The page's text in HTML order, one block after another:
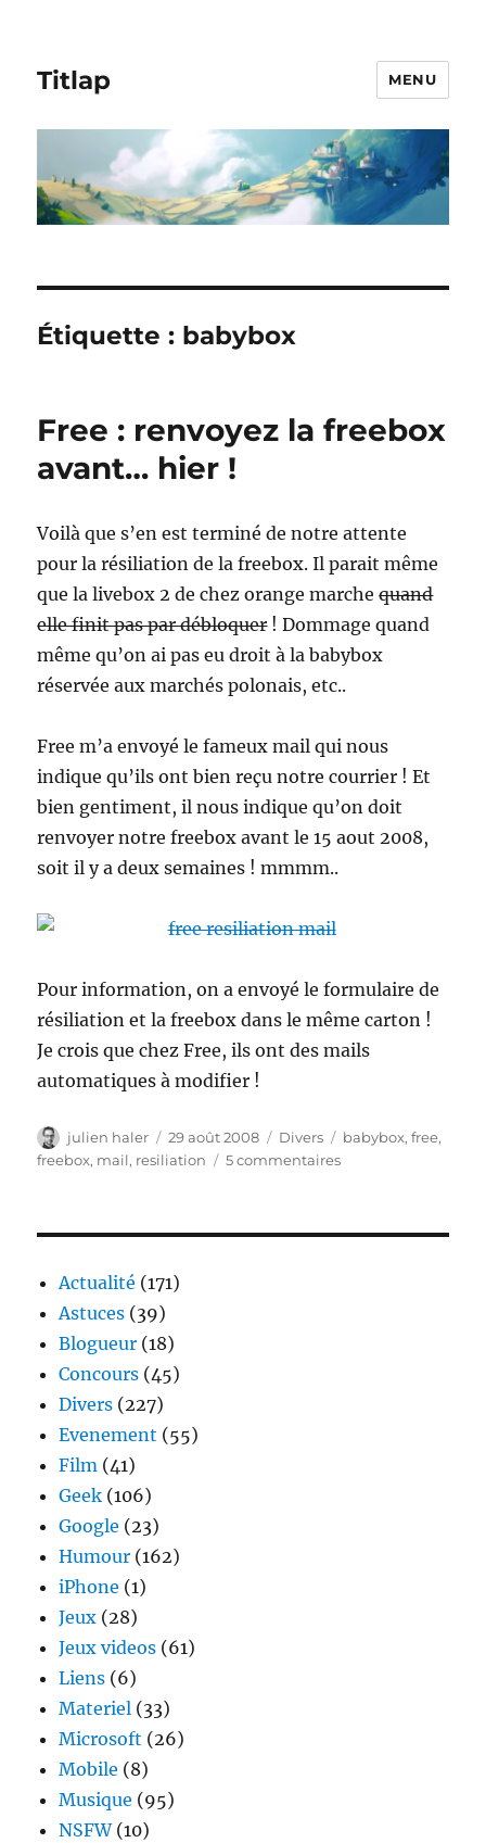
Titlap MENU
Étiquette : babybox
Free : renvoyez la freebox
avant… hier !
Voilà que s’en est terminé de notre attente
pour la résiliation de la freebox. Il parait même
que la livebox 2 de chez orange marchequand
elle finit pas par débloquer! Dommage quand
même qu’on ai pas eu droit à la babybox
réservée aux marchés polonais, etc..
Free m’a envoyé le fameux mail qui nous
indique qu’ils ont bien reçu notre courrier ! Et
bien gentiment, il nous indique qu’on doit
renvoyer notre freebox avant le 15 aout 2008,
soit il y a deux semaines ! mmmm..
Pour information, on a envoyé le formulaire de
résiliation et la freebox dans le même carton !
Je crois que chez Free, ils ont des mails
automatiques à modifier !
Auteur
julien haler
Publié
le
29 août 2008 Catégories
Divers Étiquettes
babybox,free,
freebox, mail, resiliation 5 commentairessur
Actualité (171)
Astuces (39)
Blogueur (18)
Concours (45)
Divers (227)
Evenement (55)
Film (41)
Geek (106)
Google (23)
Humour (162)
iPhone (1)
Jeux (28)
Jeux videos (61)
Liens (6)
Materiel (33)
Microsoft (26)
Mobile (8)
Musique (95)
NSFW(10)